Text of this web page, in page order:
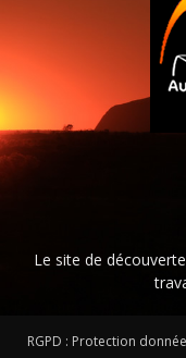
Le site de
RGPD : Protection